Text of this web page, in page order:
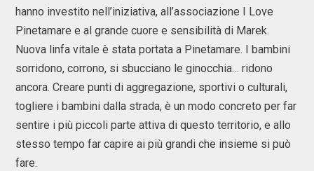
hanno investito nell’iniziativa, all’associazione I Love
Pinetamare e al grande cuore e sensibilità di Marek.
Nuova linfa vitale è stata portata a Pinetamare. I bambini
sorridono, corrono, si sbucciano le ginocchia… ridono
ancora. Creare punti di aggregazione, sportivi o culturali,
togliere i bambini dalla strada, è un modo concreto per far
sentire i più piccoli parte attiva di questo territorio, e allo
stesso tempo far capire ai più grandi che insieme si può
fare.